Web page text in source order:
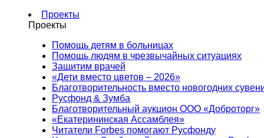
Проекты
Проекты
Помощь детям в больницах
Помощь людям в чрезвычайных ситуациях
Защитим врачей
«Дети вместо цветов – 2026»
Благотворительность вместо новогодних
Русфонд & Зумба
Благотворительный аукцион ООО «Доброторг»
«Екатерининская Ассамблея»
Читатели Forbes помогают Русфонду